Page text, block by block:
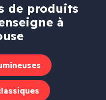
de produits
à